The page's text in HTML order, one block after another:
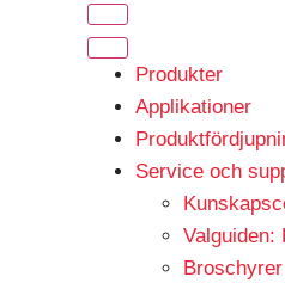
Produkter
Applikationer
Service och
Valguiden: